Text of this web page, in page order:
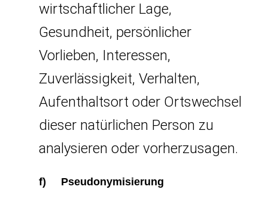
wirtschaftlicher Lage,
Gesundheit, persönlicher
Vorlieben, Interessen,
Zuverlässigkeit, Verhalten,
Aufenthaltsort oder Ortswechsel
dieser natürlichen Person zu
analysieren oder vorherzusagen.
f) Pseudonymisierung